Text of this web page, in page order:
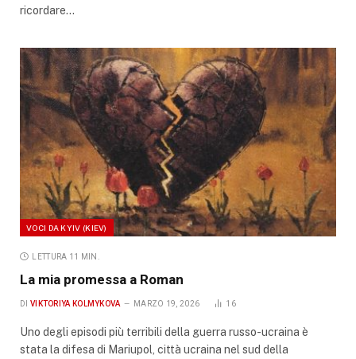
ricordare…
VOCI DA KYIV (KIEV)
LETTURA 11 MIN.
La mia promessa a Roman
DI VIKTORIYA KOLMYKOVA MARZO 19, 2026 16
Uno degli episodi più terribili della guerra russo-ucraina è
stata la difesa di Mariupol, città ucraina nel sud della